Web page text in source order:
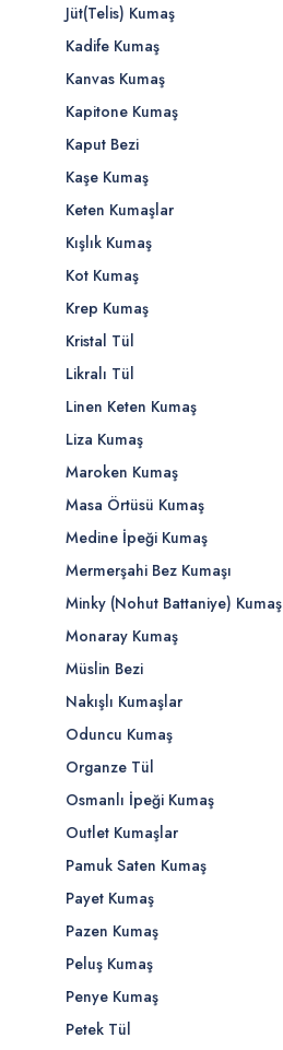
Jüt(Telis) Kumaş
Kadife Kumaş
Kanvas Kumaş
Kapitone Kumaş
Kaput Bezi
Kaşe Kumaş
Keten Kumaşlar
Kışlık Kumaş
Kot Kumaş
Krep Kumaş
Kristal Tül
Likralı Tül
Linen Keten Kumaş
Liza Kumaş
Maroken Kumaş
Masa Örtüsü Kumaş
Medine İpeği Kumaş
Mermerşahi Bez Kumaşı
Minky (Nohut Battaniye) Kumaş
Monaray Kumaş
Müslin Bezi
Nakışlı Kumaşlar
Oduncu Kumaş
Organze Tül
Osmanlı İpeği Kumaş
Outlet Kumaşlar
Pamuk Saten Kumaş
Payet Kumaş
Pazen Kumaş
Peluş Kumaş
Penye Kumaş
Petek Tül